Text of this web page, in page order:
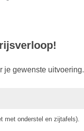
je gewenste uitvoering.
met onderstel en zijtafels).